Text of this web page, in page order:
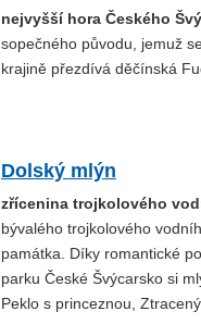
nejvyšší hora Českého
sopečného původu, jemuž
krajině přezdívá děčínská
Dolský mlýn
zřícenina trojkolového
bývalého trojkolového
památka. Díky romantické
parku České Švýcarsko si
Peklo s princeznou,